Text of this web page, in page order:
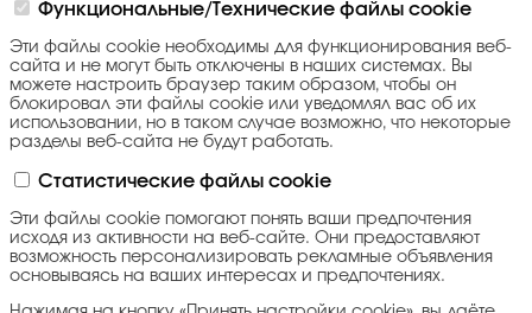
Функциональные/Технические файлы cookie
Эти файлы cookie необходимы для функционирования веб-
сайта и не могут быть отключены в наших системах. Вы
можете настроить браузер таким образом, чтобы он
блокировал эти файлы cookie или уведомлял вас об их
использовании, но в таком случае возможно, что некоторые
разделы веб-сайта не будут работать.
Статистические файлы cookie
Эти файлы cookie помогают понять ваши предпочтения
исходя из активности на веб-сайте. Они предоставляют
возможность персонализировать рекламные объявления
основываясь на ваших интересах и предпочтениях.